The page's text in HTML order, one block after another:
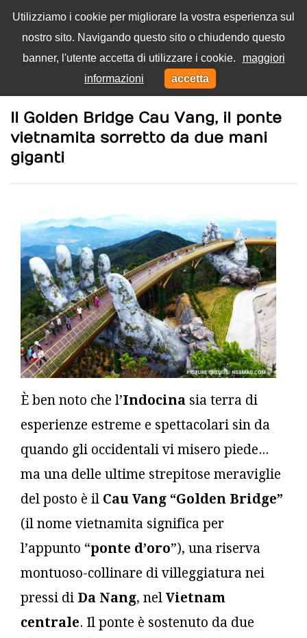
Utilizziamo i cookie per migliorare la vostra esperienza sul
nostro sito. Navigando questo sito o chiudendo questo
banner, l'utente accetta di utilizzare i cookie.
maggiori
informazioni
accetta
Menu
Il Golden Bridge Cau Vang, il ponte
vietnamita sorretto da due mani
giganti
È ben noto che l’Indocina sia terra di
esperienze estreme e spettacolari sin da
quando gli occidentali vi misero piede...
ma una delle ultime strepitose meraviglie
del posto è il Cau Vang “Golden Bridge”
(il nome vietnamita significa per
l’appunto “ponte d’oro”), una riserva
montuoso-collinare di villeggiatura nei
pressi di Da Nang, nel Vietnam
centrale. Il ponte è sostenuto da due